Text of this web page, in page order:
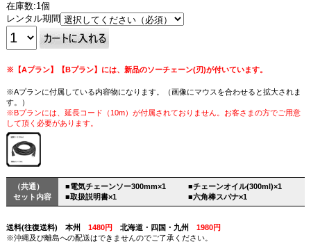
在庫数:1個
レンタル期間
※【Aプラン】【Bプラン】には、新品のソーチェーン(刃)が付いています。
※Aプランに付属している内容物になります。（画像にマウスを合わせると拡大されま
す。）
※Bプランには、延長コード（10m）が付属されておりません。お客さまの方でご用意
して頂く必要があります。
（共通）
セット内容
■電気チェーンソー300mm×1
■取扱説明書×1
■チェーンオイル(300ml)×1
■六角棒スパナ×1
送料(往復送料) 本州 1480円 北海道・四国・九州 1980円
※沖縄及び離島への配送はできませんのでご了承ください。